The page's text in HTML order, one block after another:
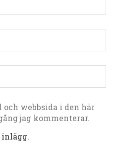
webbsida i den här
jag kommenterar.
inlägg.